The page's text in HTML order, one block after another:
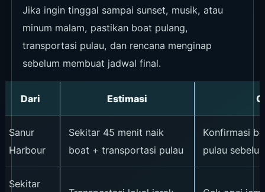
Jika ingin tinggal sampai sunset, musik, atau
minum malam, pastikan boat pulang,
transportasi pulau, dan rencana menginap
sebelum membuat jadwal final.
Dari Estimasi
Sanur
Harbour
Sekitar 45 menit naik
boat + transportasi pulau
Konfirmasi
pulau
Sekitar
Transportasi lokal jarak
Cek opsi